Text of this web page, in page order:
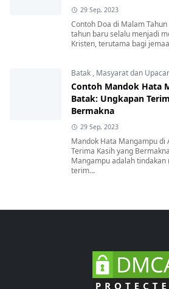
29 Sep, 2023
Contoh Doa di Malam
tahun baru selalu menjadi
Kristen, terutama bagi
Batak , Masyarat dan
Contoh Mandok Hata
Batak: Ungkapan
Bermakna
29 Sep, 2023
Mandok Hata Mangampu di
Terima Kasih yang
Mangampu adalah
terim...